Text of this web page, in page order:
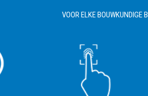
VOOR ELKE BOUWKUNDIGE